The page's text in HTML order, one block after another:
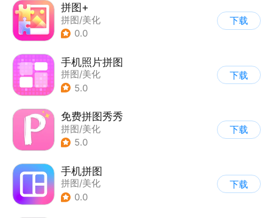
拼图+
拼图/美化
0.0
下载
手机照片拼图
拼图/美化
5.0
下载
免费拼图秀秀
拼图/美化
5.0
下载
手机拼图
拼图/美化
0.0
下载